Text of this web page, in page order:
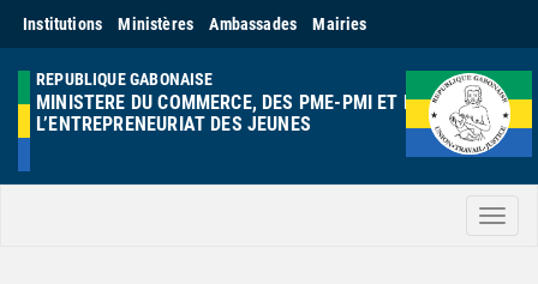
Institutions Ministères Ambassades Mairies
REPUBLIQUE GABONAISE
MINISTERE DU COMMERCE, DES PME-PMI ET DE
L’ENTREPRENEURIAT DES JEUNES
Menu